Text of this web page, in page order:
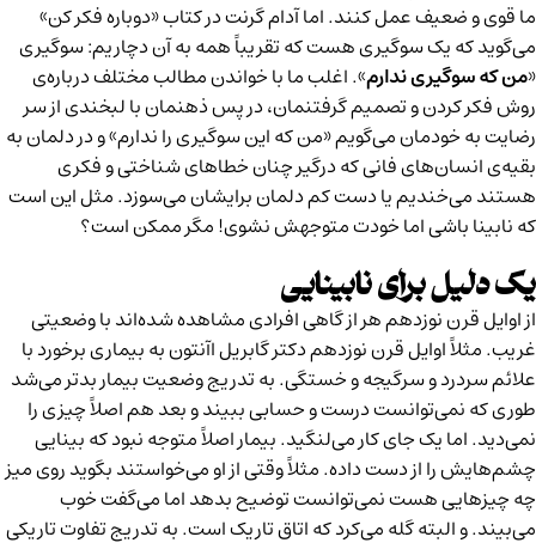
ما قوی و ضعیف عمل کنند. اماآدام گرنتدر کتاب «دوباره فکر کن»
می‌گوید که یک سوگیری هست که تقریباً همه به آن دچاریم: سوگیری
«من که سوگیری ندارم». اغلب ما با خواندن مطالب مختلف درباره‌ی
روش فکر کردن و تصمیم گرفتنمان، در پس ذهنمان با لبخندی از سر
رضایت به خودمان می‌گویم «من که این سوگیری را ندارم» و در دلمان به
بقیه‌ی انسان‌های فانی که درگیر چنان خطاهای شناختی و فکری
هستند می‌خندیم یا دست کم دلمان برایشان می‌سوزد. مثل این است
که نابینا باشی اما خودت متوجهش نشوی! مگر ممکن است؟
یک دلیل برای نابینایی
از اوایل قرن نوزدهم هر از گاهی افرادی مشاهده شده‌اند با وضعیتی
غریب. مثلاً اوایل قرن نوزدهم دکتر گابریل اآنتون به بیماری برخورد با
علائم سردرد و سرگیجه و خستگی. به تدریج وضعیت بیمار بدتر می‌شد
طوری که نمی‌توانست درست و حسابی ببیند و بعد هم اصلاً چیزی را
نمی‌دید. اما یک جای کار می‌لنگید. بیمار اصلاً متوجه نبود که بینایی
چشم‌هایش را از دست داده. مثلاً وقتی از او می‌خواستند بگوید روی میز
چه چیزهایی هست نمی‌توانست توضیح بدهد اما می‌گفت خوب
می‌بیند. و البته گله می‌کرد که اتاق تاریک است. به تدریج تفاوت تاریکی